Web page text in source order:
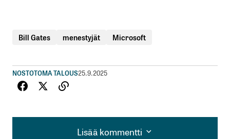
Bill Gates menestyjät Microsoft
NOSTOTOMA TALOUS25.9.2025
Lisää kommentti